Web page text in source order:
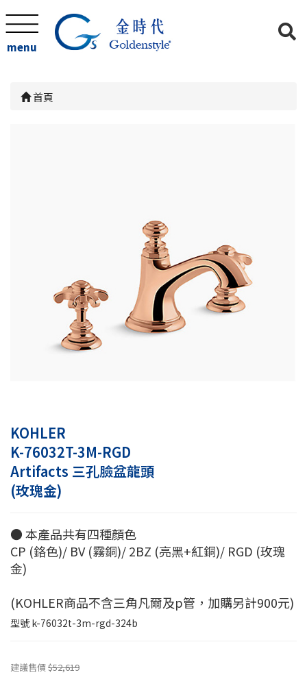
menu
首頁
KOHLER
K-76032T-3M-RGD
Artifacts 三孔臉盆龍頭
(玫瑰金)
● 本產品共有四種顏色
CP (鉻色)/ BV (霧銅)/ 2BZ (亮黑+紅銅)/ RGD (玫瑰
金)
(KOHLER商品不含三角凡爾及p管，加購另計900元)
型號k-76032t-3m-rgd-324b
建議售價$52,619